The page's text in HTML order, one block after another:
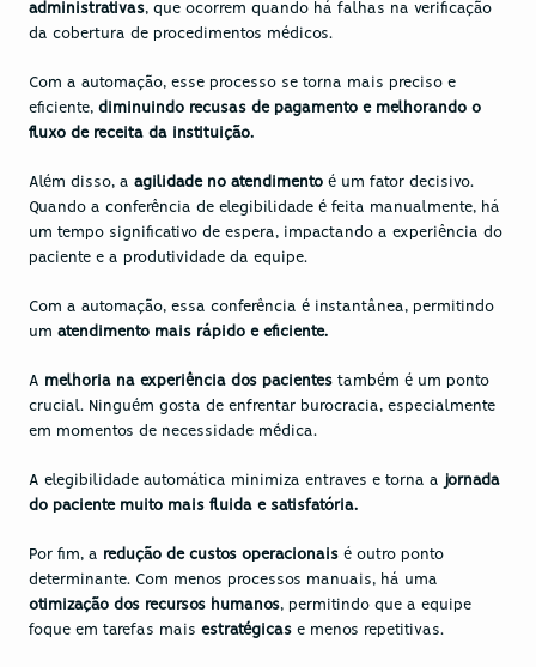
administrativas, que ocorrem quando há falhas na verificação
da cobertura de procedimentos médicos.
Com a automação, esse processo se torna mais preciso e
eficiente, diminuindo recusas de pagamento e melhorando o
fluxo de receita da instituição.
Além disso, a agilidade no atendimento é um fator decisivo.
Quando a conferência de elegibilidade é feita manualmente, há
um tempo significativo de espera, impactando a experiência do
paciente e a produtividade da equipe.
Com a automação, essa conferência é instantânea, permitindo
um atendimento mais rápido e eficiente.
A melhoria na experiência dos pacientes também é um ponto
crucial. Ninguém gosta de enfrentar burocracia, especialmente
em momentos de necessidade médica.
A elegibilidade automática minimiza entraves e torna a jornada
do paciente muito mais fluida e satisfatória.
Por fim, a redução de custos operacionais é outro ponto
otimização dos recursos humanos, permitindo que a equipe
foque em tarefas mais estratégicas e menos repetitivas.